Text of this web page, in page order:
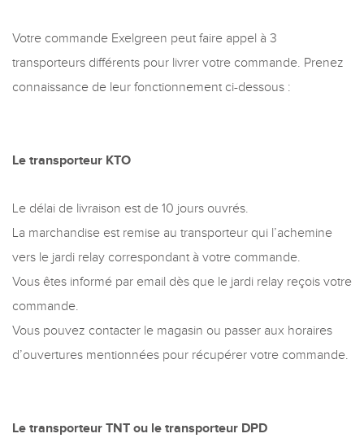
Votre commande Exelgreen peut faire appel à 3
transporteurs différents pour livrer votre commande. Prenez
connaissance de leur fonctionnement ci-dessous :
Le transporteur KTO
Le délai de livraison est de 10 jours ouvrés.
La marchandise est remise au transporteur qui l’achemine
vers le jardi relay correspondant à votre commande.
Vous êtes informé par email dès que le jardi relay reçois votre
commande.
Vous pouvez contacter le magasin ou passer aux horaires
d’ouvertures mentionnées pour récupérer votre commande.
Le transporteur TNT ou le transporteur DPD